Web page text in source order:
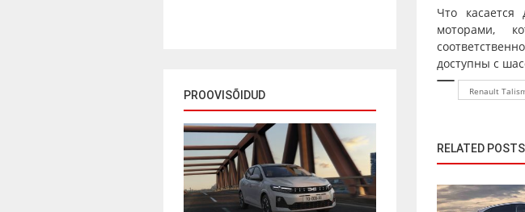
PROOVISÕIDUD
Что
моторами,
доступны с
Renault
RELATED POSTS